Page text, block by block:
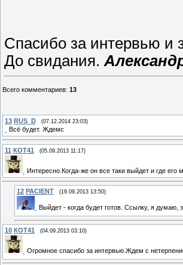
Спасибо за интервью и
До свидания.
Всего комментариев: 13
13 RUS_D (07.12.2014 23:03)
Всё будет. Ждемс
11 КОТ41 (05.09.2013 11:17)
Интересно.Когда-же он все таки выйдет и где его
12 PACIENT (19.09.2013 13:50)
Выйдет - когда будет готов. Ссылку, я думаю,
10 КОТ41 (04.09.2013 03:10)
Огромное спасибо за интервью.Ждем с